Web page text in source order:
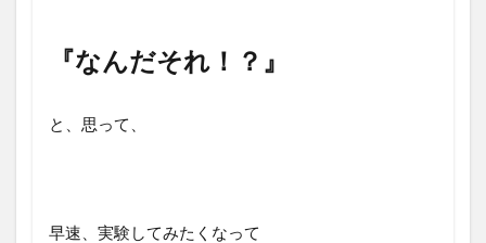
『なんだそれ！？』
と、思って、
早速、実験してみたくなって